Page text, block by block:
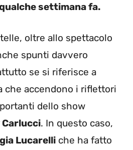
settimana fa.
oltre allo spettacolo
spunti davvero
se si riferisce a
che accendono i riflettori
dello show
Carlucci. In questo caso,
Lucarelli che ha fatto